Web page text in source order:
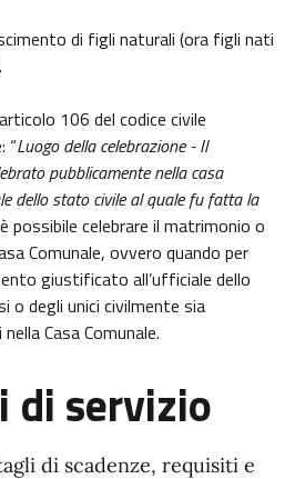
di figli naturali (ora figli nati
106 del codice civile
“Luogo della celebrazione - Il
pubblicamente nella casa
dello stato civile al quale fu fatta la
possibile celebrare il matrimonio o
Comunale, ovvero quando per
giustificato all’ufficiale dello
o degli unici civilmente sia
Casa Comunale.
di servizio
di scadenze, requisiti e